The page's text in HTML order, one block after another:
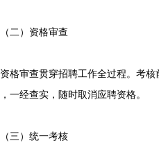
）资格审查
审查贯穿招聘工作全过程。考核
一经查实，随时取消应聘资格。
）统一考核